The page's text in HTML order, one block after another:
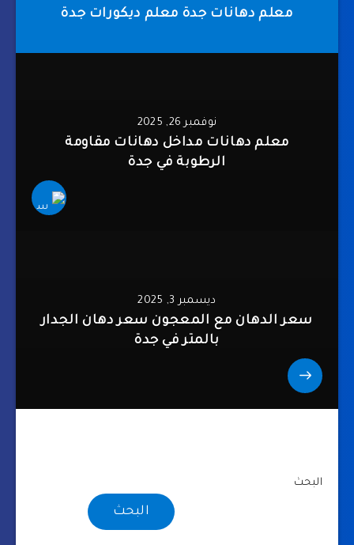
معلم دهانات جدة معلم ديكورات جدة
نوفمبر 26, 2025
معلم دهانات مداخل دهانات مقاومة
الرطوبة في جدة
ديسمبر 3, 2025
سعر الدهان مع المعجون سعر دهان الجدار
بالمتر في جدة
البحث
البحث